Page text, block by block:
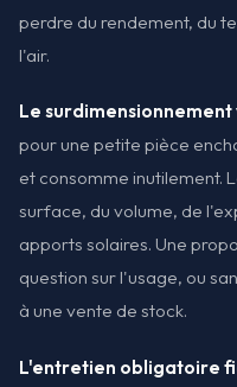
perdre du rendement, du
l'air.
Le
pour une petite pièce
et consomme inutilement.
surface, du volume, de
apports solaires. Une
question sur l'usage, ou
à une vente de stock.
L'entretien obligatoire